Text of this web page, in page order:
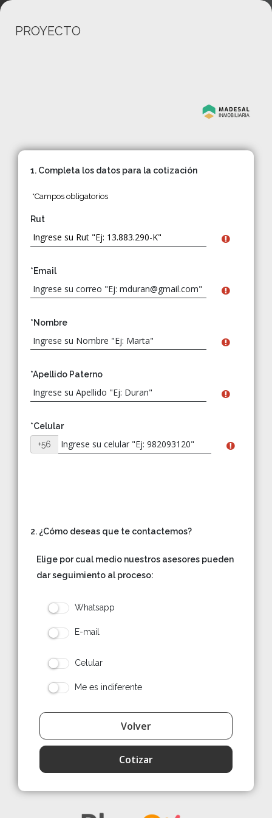
PROYECTO
1. Completa los datos para la cotización
*Campos obligatorios
Rut
*Email
*Nombre
*Apellido Paterno
*Celular
+56
2. ¿Cómo deseas que te contactemos?
Elige por cual medio nuestros asesores pueden
dar seguimiento al proceso:
Whatsapp
E-mail
Celular
Me es indiferente
Cotizar